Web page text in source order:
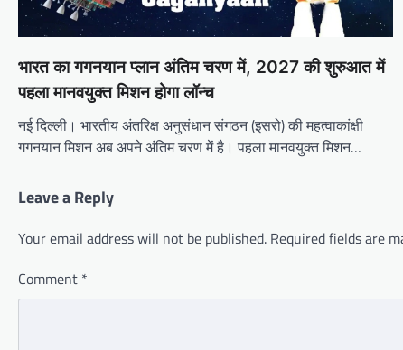
भारत का गगनयान प्लान अंतिम चरण में, 2027 की शुरुआत में
पहला मानवयुक्त मिशन होगा लॉन्च
नई दिल्ली। भारतीय अंतरिक्ष अनुसंधान संगठन (इसरो) की महत्वाकांक्षी
गगनयान मिशन अब अपने अंतिम चरण में है। पहला मानवयुक्त मिशन…
Leave a Reply
Your email address will not be published. Required fields are
Comment *